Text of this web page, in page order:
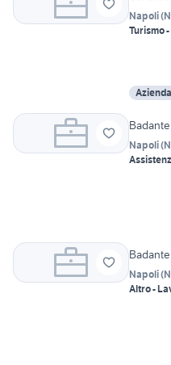
Napoli(
Turismo
Azienda
Napoli(
Napoli(
Altro -